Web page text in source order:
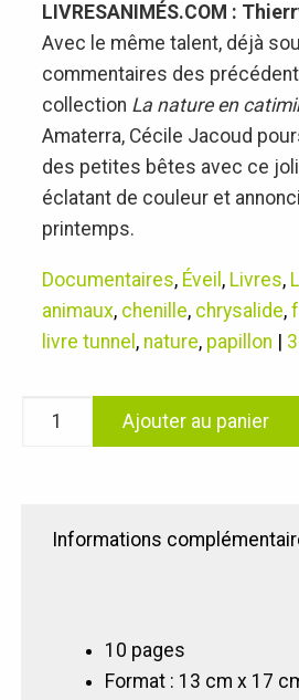
LIVRESANIMÉS.COM :
Avec le même talent, déjà
commentaires des
collection La nature en
Amaterra, Cécile Jacoud
des petites bêtes avec ce
éclatant de couleur et
printemps.
Documentaires, Éveil , Livres,
animaux, chenille, chrysalide,
livre tunnel , nature, papillon |
Ajouter au panier
Informations
10 pages
Format : 13 cm x 17